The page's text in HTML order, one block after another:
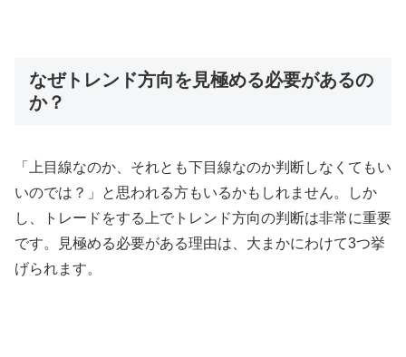
なぜトレンド方向を見極める必要があるの
か？
「上目線なのか、それとも下目線なのか判断しなくてもい
いのでは？」と思われる方もいるかもしれません。しか
し、トレードをする上でトレンド方向の判断は非常に重要
です。見極める必要がある理由は、大まかにわけて3つ挙
げられます。